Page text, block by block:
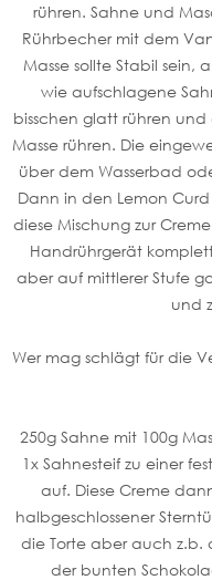
rühren. Sahne und
Rührbecher mit dem
Masse sollte Stabil sein,
wie aufschlagene
bisschen glatt rühren
Masse rühren. Die
über dem Wasserbad
Dann in den Lemon
diese Mischung zur
Handrührgerät
aber auf mittlerer Stufe
und
Wer mag schlägt für die
250g Sahne mit 100g
1x Sahnesteif zu einer
auf. Diese Creme
halbgeschlossener
die Torte aber auch
der bunten